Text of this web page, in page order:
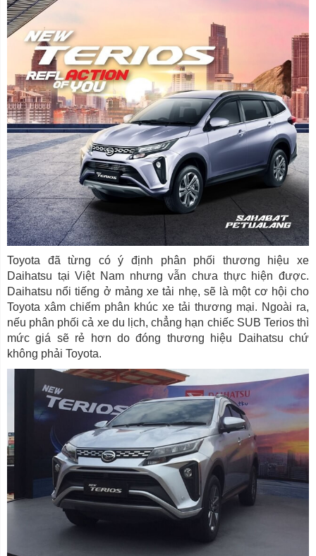
Toyota đã từng có ý định phân phối thương hiệu xe
Daihatsu tại Việt Nam nhưng vẫn chưa thực hiện được.
Daihatsu nổi tiếng ở mảng xe tải nhẹ, sẽ là một cơ hội cho
Toyota xâm chiếm phân khúc xe tải thương mại. Ngoài ra,
nếu phân phối cả xe du lịch, chẳng hạn chiếc SUB Terios thì
mức giá sẽ rẻ hơn do đóng thương hiệu Daihatsu chứ
không phải Toyota.